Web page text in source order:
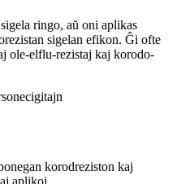
ringo, aŭ oni aplikas
sigelan efikon. Ĝi ofte
ole-elflu-rezistaj kaj korodo-
korodreziston kaj